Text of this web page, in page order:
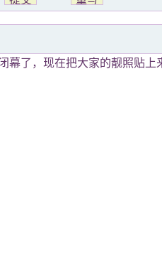
幕了，现在把大家的靓照贴